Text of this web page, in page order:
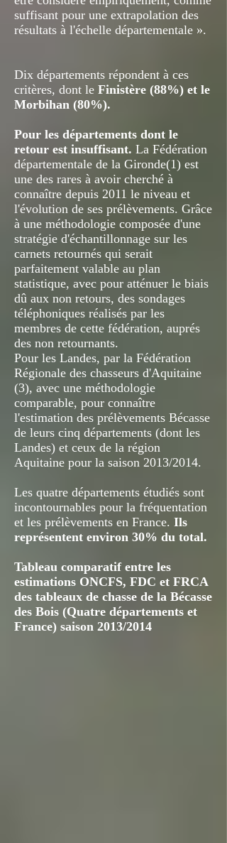
suffisant pour une extrapolation des
résultats à l'échelle départementale ».
Dix départements répondent à ces
critères, dont le Finistère (88%) et le
Morbihan (80%).
Pour les départements dont le
retour est insuffisant. La Fédération
départementale de la Gironde(1) est
une des rares à avoir cherché à
connaître depuis 2011 le niveau et
l'évolution de ses prélèvements. Grâce
à une méthodologie composée d'une
stratégie d'échantillonnage sur les
carnets retournés qui serait
parfaitement valable au plan
statistique, avec pour atténuer le biais
dû aux non retours, des sondages
téléphoniques réalisés par les
membres de cette fédération, auprés
des non retournants.
Pour les Landes, par la Fédération
Régionale des chasseurs d'Aquitaine
(3), avec une méthodologie
comparable, pour connaître
l'estimation des prélèvements Bécasse
de leurs cinq départements (dont les
Landes) et ceux de la région
Aquitaine pour la saison 2013/2014.
Les quatre départements étudiés sont
incontournables pour la fréquentation
et les prélèvements en France. Ils
représentent environ 30% du total.
Tableau comparatif entre les
estimations ONCFS, FDC et FRCA
des tableaux de chasse de la Bécasse
des Bois (Quatre départements et
France) saison 2013/2014